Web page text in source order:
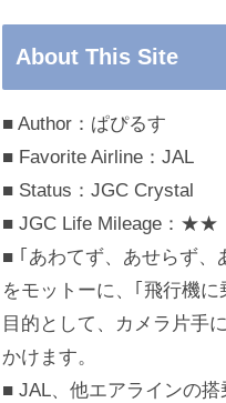
About This Site
■ Author：ぱぴるす
■ Favorite Airline：JAL
■ Status：JGC Crystal
■ JGC Life Mileage：★★
■ ｢あわてず、あせらず、
をモットーに、｢飛行機に
目的として、カメラ片手
かけます。
■ JAL、他エアラインの搭